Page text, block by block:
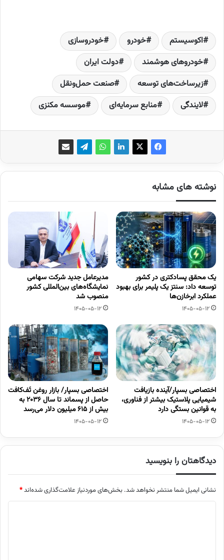
اکوسیستم‌ خودرو
خودروسازی
خودروهای هوشمند
دولت ایران
زیرساخت‌های توسعه
صنعت حمل‌و‌نقل
لایندگی
منابع سرمایه‌ای موسسه مکنزی
نوشته های مشابه
یک محقق پسادکتری در کشور
توسعه داد: سنتز یک پلیمر برای بهبود
عملکرد ابرخازن‌ها
1405-05-12
مدیرعامل جدید شرکت سهامی
نمایشگاه‌های بین‌المللی کشور
منصوب شد
1405-05-12
اختصاصی بسپار/آینده بازیافت
شیمیایی پلاستیک بیشتر از فناوری،
به قوانین بستگی دارد
1405-05-12
اختصاصی بسپار/ بازار روغن تَف‌کافت
حاصل از پسماند تا سال ۲۰۳۶ به
بیش از ۶۱۵ میلیون دلار می‌رسد
1405-05-12
دیدگاهتان را بنویسید
نشانی ایمیل شما منتشر نخواهد شد. بخش‌های موردنیاز علامت‌گذاری شده‌اند*